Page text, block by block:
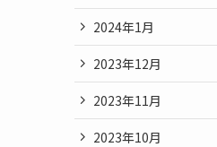
2024年1月
2023年12月
2023年11月
2023年10月